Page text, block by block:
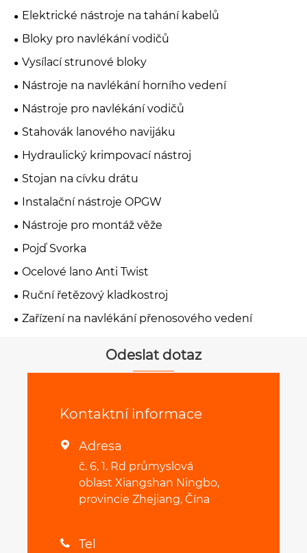
Elektrické nástroje na tahání kabelů
Bloky pro navlékání vodičů
Vysílací strunové bloky
Nástroje na navlékání horního vedení
Nástroje pro navlékání vodičů
Stahovák lanového navijáku
Hydraulický krimpovací nástroj
Stojan na cívku drátu
Instalační nástroje OPGW
Nástroje pro montáž věže
Pojď Svorka
Ocelové lano Anti Twist
Ruční řetězový kladkostroj
Zařízení na navlékání přenosového vedení
Odeslat dotaz
Kontaktní informace
 Adresa
č. 6, 1. Rd průmyslová
oblast Xiangshan Ningbo,
provincie Zhejiang, Čína
 Tel